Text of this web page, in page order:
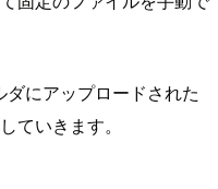
にアップロードされた
ていきます。